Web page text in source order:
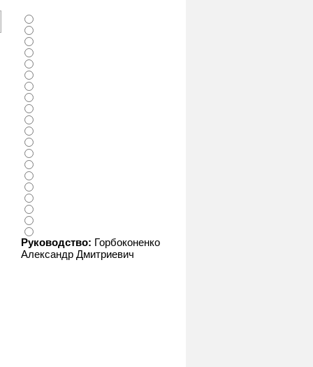
Руководство: Горбоконенко
Александр Дмитриевич